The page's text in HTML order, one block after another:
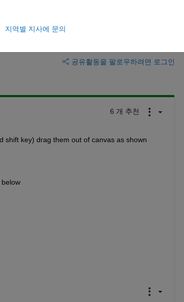
공유활동을 팔로우하려면 로그인
6 개 추천
shift key) drag them out of canvas as shown
지역별 지사에 문의